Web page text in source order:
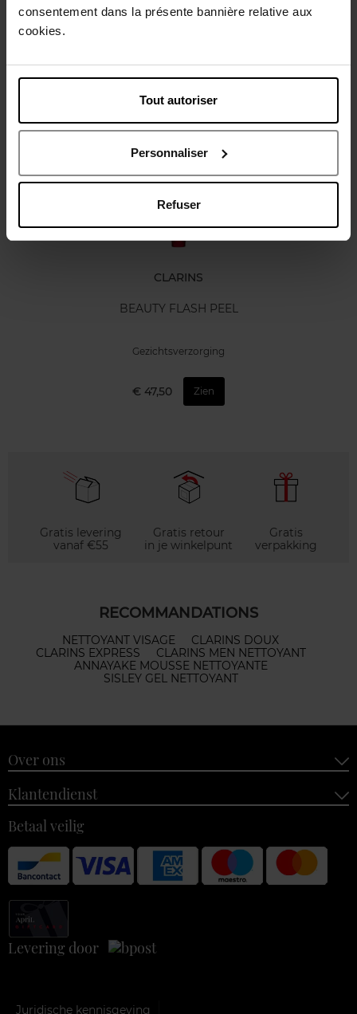
consentement dans la présente bannière relative aux
cookies.
Tout autoriser
Personnaliser
Refuser
Karakteristieken
Review Beleid inzake klantbeoordelingen
Nog iets vergeten ?
CLARINS
BEAUTY FLASH PEEL
Gezichtsverzorging
€ 47,50 Zien
Gratis levering
vanaf €55
Gratis retour
in je winkelpunt
Gratis
verpakking
RECOMMANDATIONS
NETTOYANT VISAGE
CLARINS DOUX
CLARINS EXPRESS
CLARINS MEN NETTOYANT
ANNAYAKE MOUSSE NETTOYANTE
SISLEY GEL NETTOYANT
Over ons
Klantendienst
Betaal veilig
Levering door
Juridische kennisgeving